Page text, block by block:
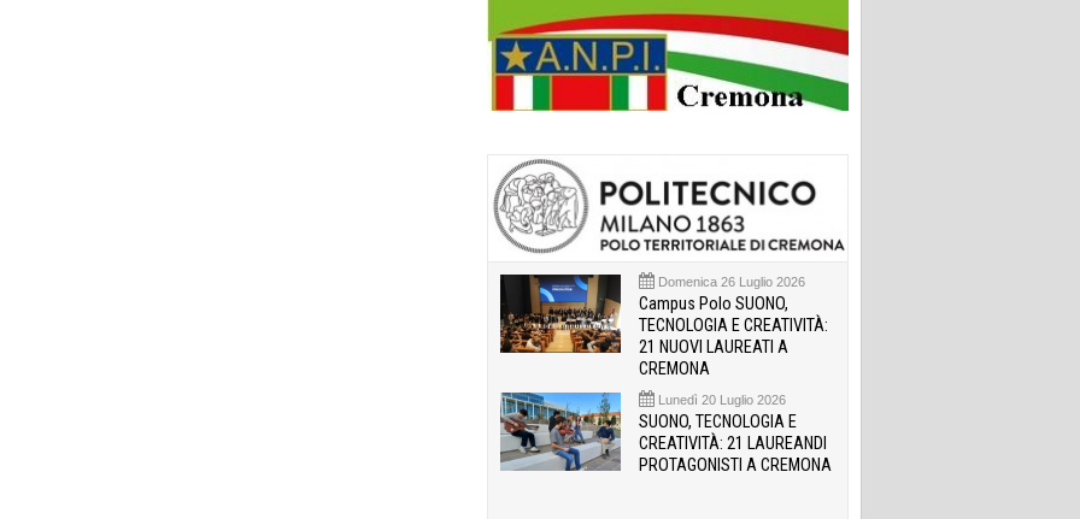
Domenica 26 Luglio 2026
Campus Polo SUONO,
TECNOLOGIA E CREATIVITÀ:
21 NUOVI LAUREATI A
CREMONA
Lunedì 20 Luglio 2026
SUONO, TECNOLOGIA E
CREATIVITÀ: 21 LAUREANDI
PROTAGONISTI A CREMONA